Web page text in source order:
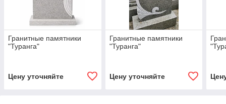
Гранитные памятники
"Туранга"
Цену уточняйте
Гранитные памятники
"Туранга"
Цену уточняйте